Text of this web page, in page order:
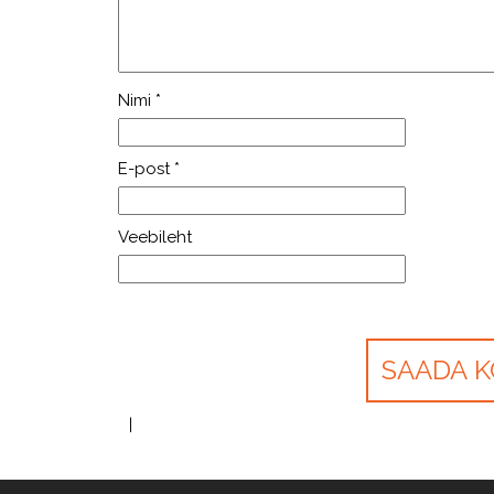
Nimi *
E-post *
Veebileht